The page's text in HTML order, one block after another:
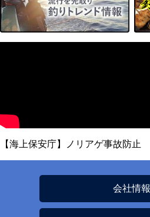
【海上保安庁】ノリアゲ事故防止
会社情報